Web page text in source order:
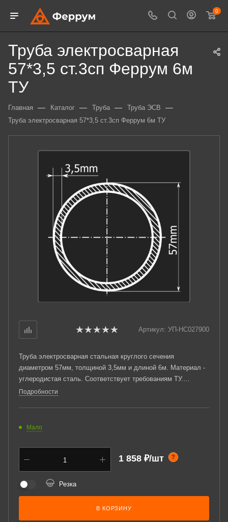
0
Труба электросварная
57*3,5 ст.3сп Феррум 6м
ТУ
Главная — Каталог — Труба — Труба ЭСВ —
Труба электросварная 57*3,5 ст.3сп Феррум 6м ТУ
Артикул: УП-НС027900
Труба электросварная стальная круглого сечения
диаметром 57мм, толщиной 3,5мм и длиной 6м. Материал -
углеродистая сталь. Соответствует требованиям ТУ.
Стандартный пакет: вес - 2,495тн., количество - 90шт.
Подробности
Мало
1 858 ₽/шт ?
Резка
В КОРЗИНУ